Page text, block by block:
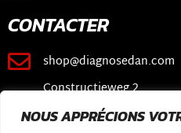
NOUS APPRÉCIONS
CONTACTER
shop@diagnosedan.com
Constructieweg 2
3641 SB Mijdrecht